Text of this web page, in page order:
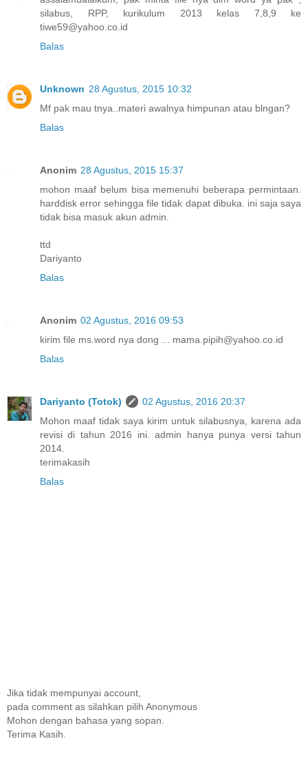
silabus, RPP, kurikulum 2013 kelas 7,8,9 ke
tiwe59@yahoo.co.id
Balas
Unknown 28 Agustus, 2015 10:32
Mf pak mau tnya..materi awalnya himpunan atau blngan?
Balas
Anonim 28 Agustus, 2015 15:37
mohon maaf belum bisa memenuhi beberapa permintaan.
harddisk error sehingga file tidak dapat dibuka. ini saja saya
tidak bisa masuk akun admin.
ttd
Dariyanto
Balas
Anonim 02 Agustus, 2016 09:53
kirim file ms.word nya dong ... mama.pipih@yahoo.co.id
Balas
Dariyanto (Totok)
02 Agustus, 2016 20:37
Mohon maaf tidak saya kirim untuk silabusnya, karena ada
revisi di tahun 2016 ini. admin hanya punya versi tahun
2014.
terimakasih
Balas
Jika tidak mempunyai account,
pada comment as silahkan pilih Anonymous
Mohon dengan bahasa yang sopan.
Terima Kasih.